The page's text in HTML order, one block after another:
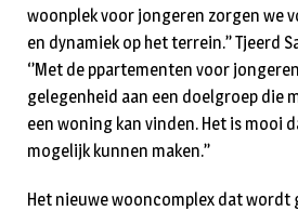
woonplek voor jongeren zorgen we
en dynamiek op het terrein.’’ Tjeerd
‘’Met de ppartementen voor
gelegenheid aan een doelgroep die
een woning kan vinden. Het is mooi
mogelijk kunnen maken.’’
Het nieuwe wooncomplex dat wordt